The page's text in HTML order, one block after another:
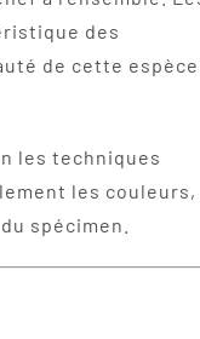
des
de cette espèce
les techniques
les couleurs,
spécimen.